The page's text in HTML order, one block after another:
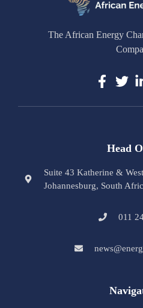
The African Energy
Head
Suite 43 Katherine &
Johannesburg, South
011